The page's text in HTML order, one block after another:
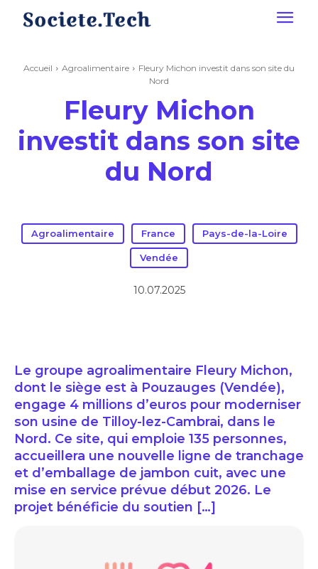
Accueil Agroalimentaire
Fleury Michon investit dans son site du
Nord
Fleury Michon
investit dans son site
du Nord
Agroalimentaire France Pays-de-la-Loire
Vendée
10.07.2025
Le groupe agroalimentaire Fleury Michon,
dont le siège est à Pouzauges (Vendée),
engage 4 millions d’euros pour moderniser
son usine de Tilloy-lez-Cambrai, dans le
Nord. Ce site, qui emploie 135 personnes,
accueillera une nouvelle ligne de tranchage
et d’emballage de jambon cuit, avec une
mise en service prévue début 2026. Le
projet bénéficie du soutien […]